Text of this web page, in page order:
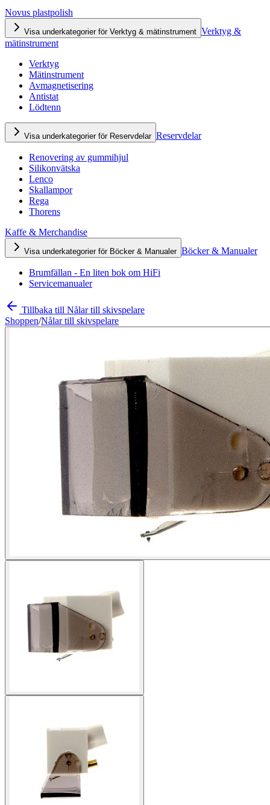
Novus plastpolish
Visa underkategorier för Verktyg & mätinstrument Verktyg &
mätinstrument
Verktyg
Mätinstrument
Avmagnetisering
Antistat
Lödtenn
Visa underkategorier för Reservdelar Reservdelar
Renovering av gummihjul
Silikonvätska
Lenco
Skallampor
Rega
Thorens
Kaffe & Merchandise
Visa underkategorier för Böcker & Manualer Böcker & Manualer
Brumfällan - En liten bok om HiFi
Servicemanualer
Tillbaka till Nålar till skivspelare
Shoppen/Nålar till skivspelare